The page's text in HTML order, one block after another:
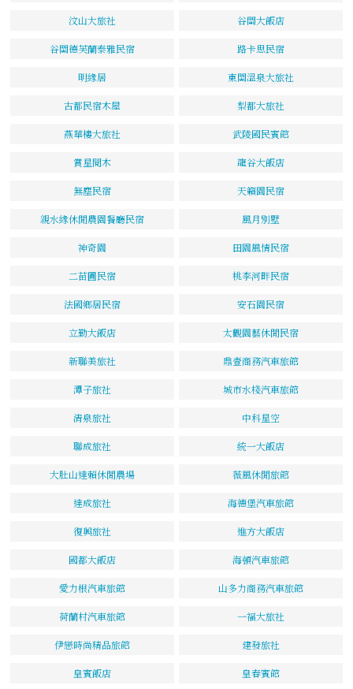
汶山大旅社 谷關大飯店
谷關德芙蘭泰雅民宿 路卡思民宿
明緣居 東關溫泉大旅社
古都民宿木屋 梨都大旅社
燕華樓大旅社 武陵國民賓館
賞星閱木 龍谷大飯店
無塵民宿 天籟園民宿
親水緣休閒農園餐廳民宿 風月別墅
神奇園 田園風情民宿
二苗圃民宿 桃李河畔民宿
法國鄉居民宿 安石園民宿
立勤大飯店 太觀園藝休閒民宿
新聯美旅社 鼎壹商務汽車旅館
潭子旅社 城市水棧汽車旅館
清泉旅社 中科星空
聯成旅社 統一大飯店
大肚山達賴休閒農場 薇風休閒旅館
達成旅社 海德堡汽車旅館
復興旅社 進方大飯店
國都大飯店 海頓汽車旅館
愛力根汽車旅館 山多力商務汽車旅館
荷蘭村汽車旅館 一福大旅社
伊戀時尚精品旅館 建發旅社
皇賓飯店 皇春賓館